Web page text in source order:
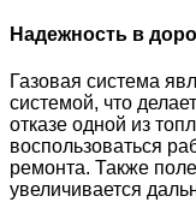
Надежность в
Газовая система
системой, что
отказе одной из
воспользоваться
ремонта. Также
увеличивается